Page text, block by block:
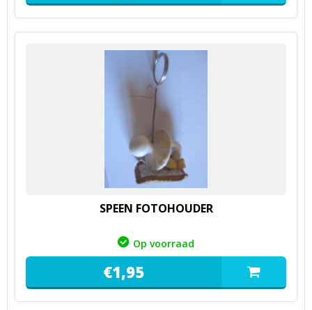
SPEEN FOTOHOUDER
Op voorraad
€1,95